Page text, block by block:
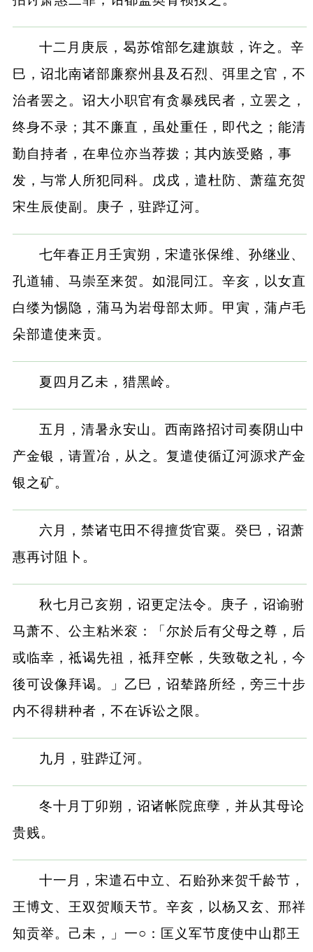
十二月庚辰，曷苏馆部乞建旗鼓，许之。辛
巳，诏北南诸部廉察州县及石烈、弭里之官，不
治者罢之。诏大小职官有贪暴残民者，立罢之，
终身不录；其不廉直，虽处重任，即代之；能清
勤自持者，在卑位亦当荐拨；其内族受赂，事
发，与常人所犯同科。戊戌，遣杜防、萧蕴充贺
宋生辰使副。庚子，驻跸辽河。
七年春正月壬寅朔，宋遣张保维、孙继业、
孔道辅、马崇至来贺。如混同江。辛亥，以女直
白缕为惕隐，蒲马为岩母部太师。甲寅，蒲卢毛
朵部遣使来贡。
夏四月乙未，猎黑岭。
五月，清暑永安山。西南路招讨司奏阴山中
产金银，请置冶，从之。复遣使循辽河源求产金
银之矿。
六月，禁诸屯田不得擅货官粟。癸巳，诏萧
惠再讨阻卜。
秋七月己亥朔，诏更定法令。庚子，诏谕驸
马萧不、公主粘米衮：「尔於后有父母之尊，后
或临幸，祗谒先祖，祗拜空帐，失致敬之礼，今
後可设像拜谒。」乙巳，诏辇路所经，旁三十步
内不得耕种者，不在诉讼之限。
九月，驻跸辽河。
冬十月丁卯朔，诏诸帐院庶孽，并从其母论
贵贱。
十一月，宋遣石中立、石贻孙来贺千龄节，
王博文、王双贺顺天节。辛亥，以杨又玄、邢祥
知贡举。己未，」一○：匡义军节度使中山郡王